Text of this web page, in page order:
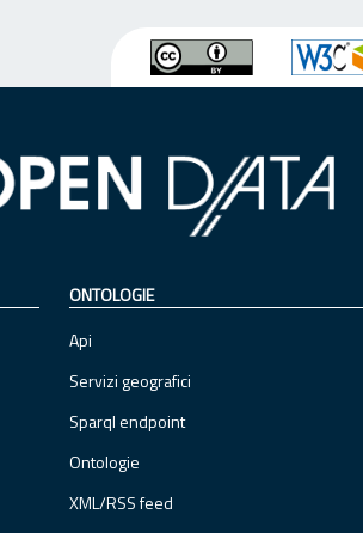
ONTOLOGIE
Api
Servizi geografici
Sparql endpoint
Ontologie
XML/RSS feed